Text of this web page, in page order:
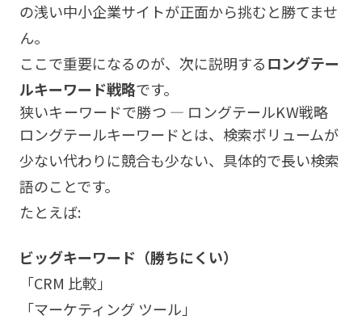
の浅い中小企業サイトが正面から挑むと勝てませ
ん。
ここで重要になるのが、次に説明するロングテー
ルキーワード戦略です。
狭いキーワードで勝つ — ロングテールKW戦略
ロングテールキーワードとは、検索ボリュームが
少ない代わりに競合も少ない、具体的で長い検索
語のことです。
たとえば:
ビッグキーワード（勝ちにくい）
「CRM 比較」
「マーケティング ツール」